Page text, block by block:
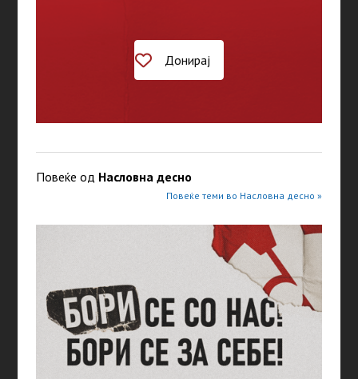
Донирај
Повеќе од Насловна десно
Повеќе теми во Насловна десно »